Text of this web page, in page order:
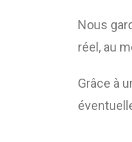
Nous
réel, au
Grâce à